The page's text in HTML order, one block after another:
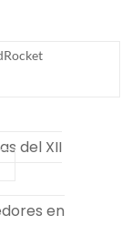
del XII
en